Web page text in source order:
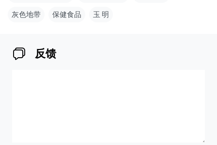
灰色地带 保健食品 玉 明
反馈